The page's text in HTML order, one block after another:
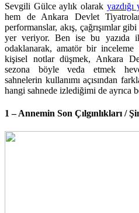
Sevgili Gülce aylık olarak yazdığı
hem de Ankara Devlet
performanslar, akış, çağrışımlar
yer veriyor. Ben ise bu yazıda
odaklanarak, amatör bir
kişisel notlar düşmek, Ankara
sezona böyle veda etmek
sahnelerin kullanımı açısından
hangi sahnede izlediğimi de ayrıca
1 – Annemin Son Çılgınlıkları /